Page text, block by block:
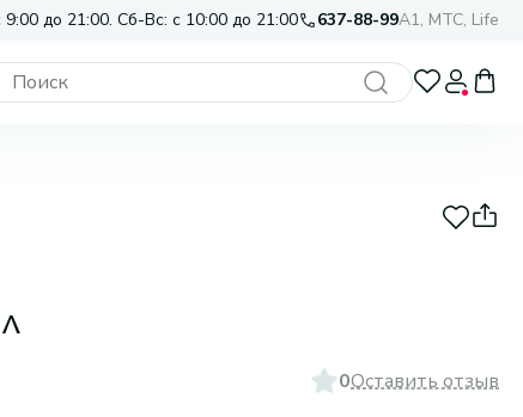
до 21:00. Сб-Вс: с 10:00 до 21:00 637-88-99A1, МТС, Life
0Оставить отзыв